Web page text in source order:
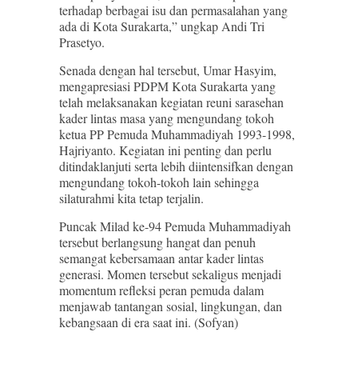
terhadap berbagai isu dan permasalahan yang
ada di Kota Surakarta,” ungkap Andi Tri
Prasetyo.
Senada dengan hal tersebut, Umar Hasyim,
mengapresiasi PDPM Kota Surakarta yang
telah melaksanakan kegiatan reuni sarasehan
kader lintas masa yang mengundang tokoh
ketua PP Pemuda Muhammadiyah 1993-1998,
Hajriyanto. Kegiatan ini penting dan perlu
ditindaklanjuti serta lebih diintensifkan dengan
mengundang tokoh-tokoh lain sehingga
silaturahmi kita tetap terjalin.
Puncak Milad ke-94 Pemuda Muhammadiyah
tersebut berlangsung hangat dan penuh
semangat kebersamaan antar kader lintas
generasi. Momen tersebut sekaligus menjadi
momentum refleksi peran pemuda dalam
menjawab tantangan sosial, lingkungan, dan
kebangsaan di era saat ini. (Sofyan)